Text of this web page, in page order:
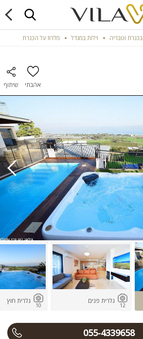
בכנרת וטבריה וילות במגדל מלרוז על הכנרת
אהבתי שיתוף
12
גלרית פנים
10
גלרית חוץ
055-4339658